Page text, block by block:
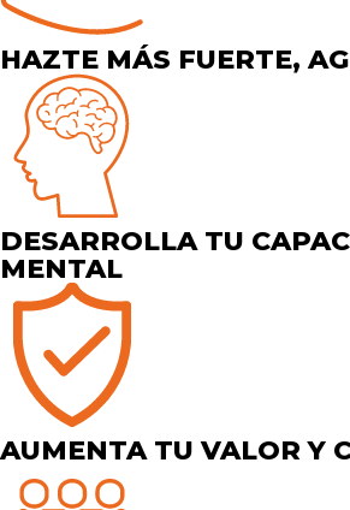
HAZTE MÁS FUERTE,
DESARROLLA TU
MENTAL
AUMENTA TU VALOR Y